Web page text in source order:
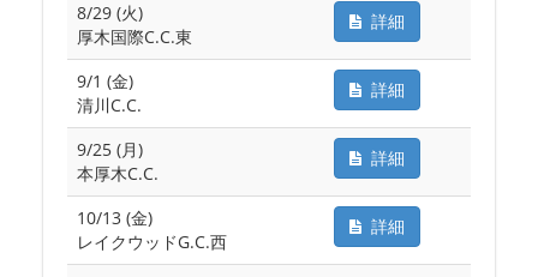
8/29 (火)
厚木国際C.C.東
詳細
9/1 (金)
清川C.C.
詳細
9/25 (月)
本厚木C.C.
詳細
10/13 (金)
レイクウッドG.C.西
詳細